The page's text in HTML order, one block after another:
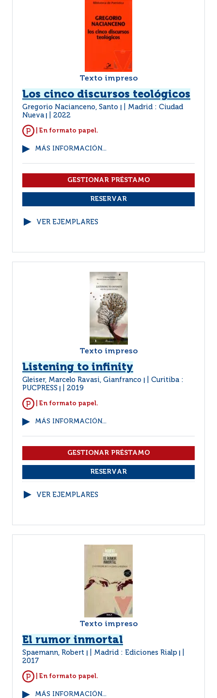
Texto impreso
Los cinco discursos teológicos
Gregorio Nacianceno, Santo
Madrid : Ciudad
Nueva
2022
| En formato papel.
MÁS INFORMACIÓN...
VER EJEMPLARES
Texto impreso
Listening to infinity
Gleiser, Marcelo Ravasi, Gianfranco
Curitiba :
PUCPRESS
2019
| En formato papel.
MÁS INFORMACIÓN...
VER EJEMPLARES
Texto impreso
El rumor inmortal
Spaemann, Robert Madrid : Ediciones Rialp
2017
| En formato papel.
MÁS INFORMACIÓN...